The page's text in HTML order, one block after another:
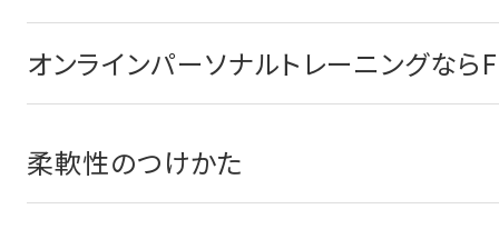
オンラインパーソナルトレーニングなら
柔軟性のつけかた